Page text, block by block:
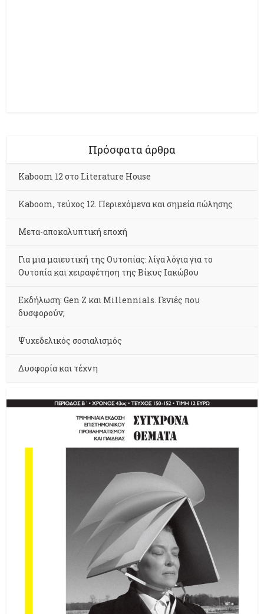
Πρόσφατα άρθρα
Kaboom 12 στο Literature House
Kaboom, τεύχος 12. Περιεχόμενα και σημεία πώλησης
Μετα-αποκαλυπτική εποχή
Για μια μαιευτική της Ουτοπίας: λίγα λόγια για το
Ουτοπία και χειραφέτηση της Βίκυς Ιακώβου
Εκδήλωση: Gen Z και Millennials. Γενιές που
δυσφορούν;
Ψυχεδελικός σοσιαλισμός
Δυσφορία και τέχνη